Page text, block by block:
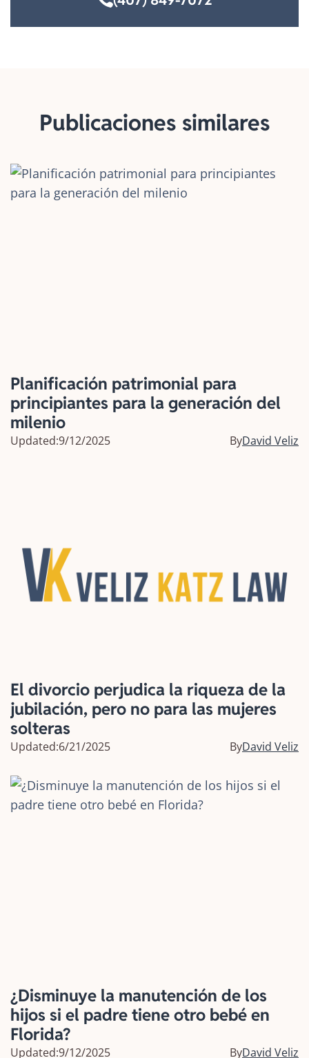
Publicaciones similares
Planificación patrimonial para
principiantes para la generación del
milenio
Updated:9/12/2025 ByDavid Veliz
El divorcio perjudica la riqueza de la
jubilación, pero no para las mujeres
solteras
Updated:6/21/2025 ByDavid Veliz
¿Disminuye la manutención de los
hijos si el padre tiene otro bebé en
Florida?
Updated:9/12/2025 ByDavid Veliz